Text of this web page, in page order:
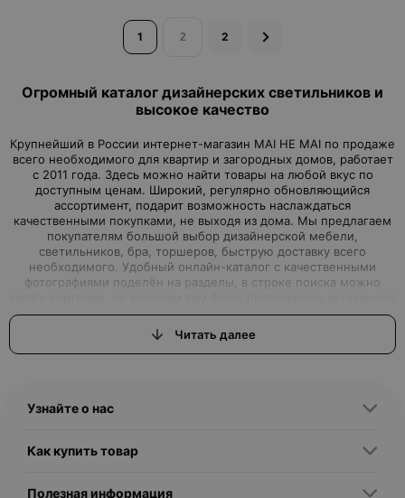
1 2
Огромный каталог дизайнерских светильников и
высокое качество
Крупнейший в России интернет-магазин MAI HE MAI по продаже
всего необходимого для квартир и загородных домов, работает
с 2011 года. Здесь можно найти товары на любой вкус по
доступным ценам. Широкий, регулярно обновляющийся
ассортимент, подарит возможность наслаждаться
качественными покупками, не выходя из дома. Мы предлагаем
покупателям большой выбор дизайнерской мебели,
светильников, бра, торшеров, быструю доставку всего
необходимого. Удобный онлайн-каталог с качественными
фотографиями поделён на разделы, в строке поиска можно
варианты товаров нашего магазина.Интернет-магазин, где вы
можете найти всё, что ищете
Вы задумали начать ремонт или просто обновить дизайн
предложения, которые смогут удовлетворить самые
неповторимым. Дизайнерские светильники купить любых
сферах жизни. Напольные светильники – торшеры украсят не
Читать далее
Узнайте о нас
Как купить товар
Полезная информация